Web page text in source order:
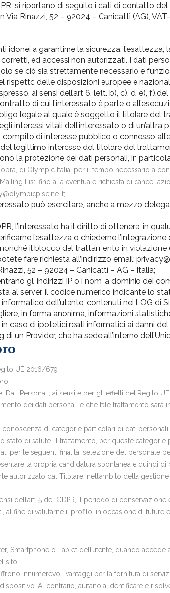
si riportano di seguito i dati di contatto
Via Rinazzi, 52 – 92024 – Canicattì (AG),
a garantirne la sicurezza,
ed accessi non autorizzati. I dati
se ciò sia strettamente necessario e
delle disposizioni europee e
ai sensi dell’art 6, lett. b), c), d, e),
di cui l’interessato è parte o
legale al quale è soggetto il titolare del
interessi vitali dell’interessato o di un’altra
compito di interesse pubblico o connesso
legittimo interesse del titolare del
la protezione dei dati personali, in
di Olympic Italia, per il tempo necessario a
List, fino alla eventuale richiesta di
può esercitare, anche a mezzo
l’interessato ha il diritto di ottenere, in
l’esattezza o chiederne
il blocco del trattamento in violazione
fare richiesta all’indirizzo email:
52 – 92024 – Canicattì – AG – Italia;
gli indirizzi IP o i nomi a dominio dei
al server, il codice numerico indicante lo
dell’utente, contenuti nei LOG di
in forma anonima, informazioni
caso di ipotetici reati informatici ai danni
un Provider, che ha sede all’interno
UE 2016/679
Dati Personali, ai sensi e per gli effetti del Reg.to
dei dati personali e che tale trattamento
di categorie particolari di dati
di salute. Il trattamento, per queste categorie
per le seguenti finalità: selezione del personale
la propria candidatura spontanea e quindi
autorizzato dal Titolare, nell’ambito della
dell’art. 5 del GDPR, il periodo di
al fine di valutarne il profilo, in occasione di future
Smartphone o Tablet dell’utente, quando
sito.
innumerevoli vantaggi per la fornitura di
Al contrario, aiutano a identificare e